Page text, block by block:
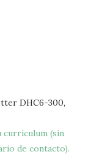
DHC6-300,
(sin
de contacto).